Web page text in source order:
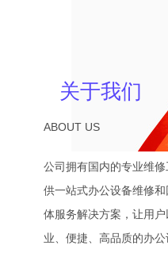
关于我们
ABOUT US
公司拥有国内的专业维
供一站式办公设备维修
体服务解决方案，让用
业、便捷、高品质的办公